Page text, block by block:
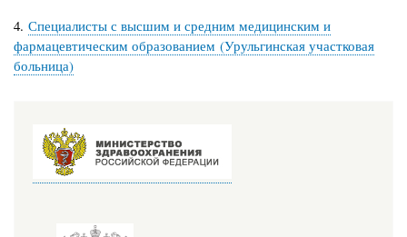
4. Специалисты с высшим и средним медицинским и
фармацевтическим образованием (Урульгинская участковая
больница)